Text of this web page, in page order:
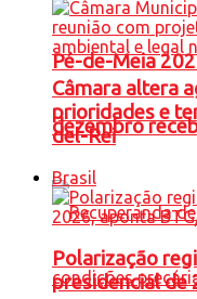
Pé-de-Meia
dezembro
Câmara altera
prioridades e
del-Rei
Brasil
Polarização
presidencial de